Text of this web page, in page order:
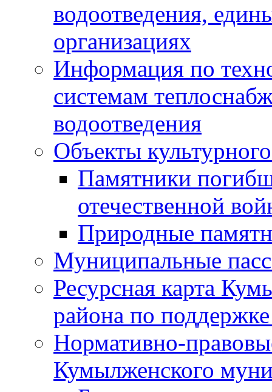
водоотведения,
организациях
Информация по
системам
водоотведения
Объекты
Памятники
отечественной
Природные
Муниципальные
Ресурсная карта
района по
Нормативно-
Кумылженского